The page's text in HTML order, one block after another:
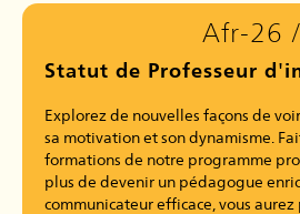
Afr-26
Statut de Professeur
Explorez de nouvelles façons de
sa motivation et son dynamisme.
formations de notre programme
plus de devenir un pédagogue
communicateur efficace, vous aurez